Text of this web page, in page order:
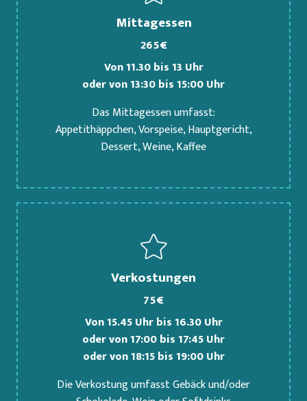
Mittagessen
265€
Von 11.30 bis 13 Uhr
oder von 13:30 bis 15:00 Uhr
Das Mittagessen umfasst:
Appetithäppchen, Vorspeise, Hauptgericht,
Dessert, Weine, Kaffee
Verkostungen
75€
Von 15.45 Uhr bis 16.30 Uhr
oder von 17:00 bis 17:45 Uhr
oder von 18:15 bis 19:00 Uhr
Die Verkostung umfasst Gebäck und/oder